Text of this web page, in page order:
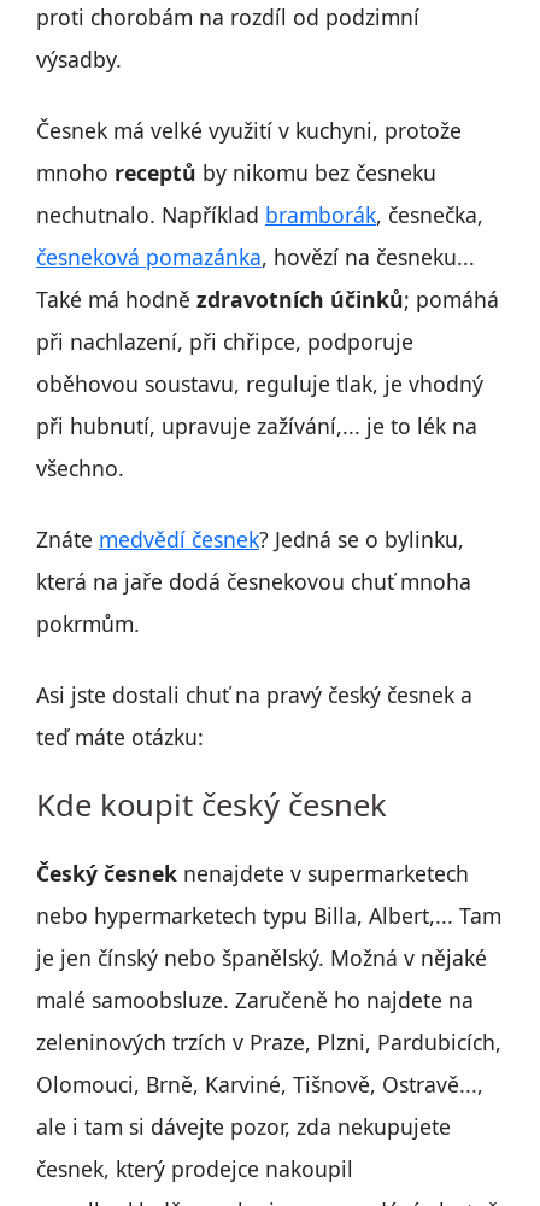
proti chorobám na rozdíl od podzimní
výsadby.
Česnek má velké využití v kuchyni, protože
mnoho receptů by nikomu bez česneku
nechutnalo. Například bramborák, česnečka,
česneková pomazánka, hovězí na česneku...
Také má hodně zdravotních účinků; pomáhá
při nachlazení, při chřipce, podporuje
oběhovou soustavu, reguluje tlak, je vhodný
při hubnutí, upravuje zažívání,... je to lék na
všechno.
Znáte medvědí česnek? Jedná se o bylinku,
která na jaře dodá česnekovou chuť mnoha
pokrmům.
Asi jste dostali chuť na pravý český česnek a
teď máte otázku:
Kde koupit český česnek
Český česnek nenajdete v supermarketech
nebo hypermarketech typu Billa, Albert,... Tam
je jen čínský nebo španělský. Možná v nějaké
malé samoobsluze. Zaručeně ho najdete na
zeleninových trzích v Praze, Plzni, Pardubicích,
Olomouci, Brně, Karviné, Tišnově, Ostravě...,
ale i tam si dávejte pozor, zda nekupujete
česnek, který prodejce nakoupil